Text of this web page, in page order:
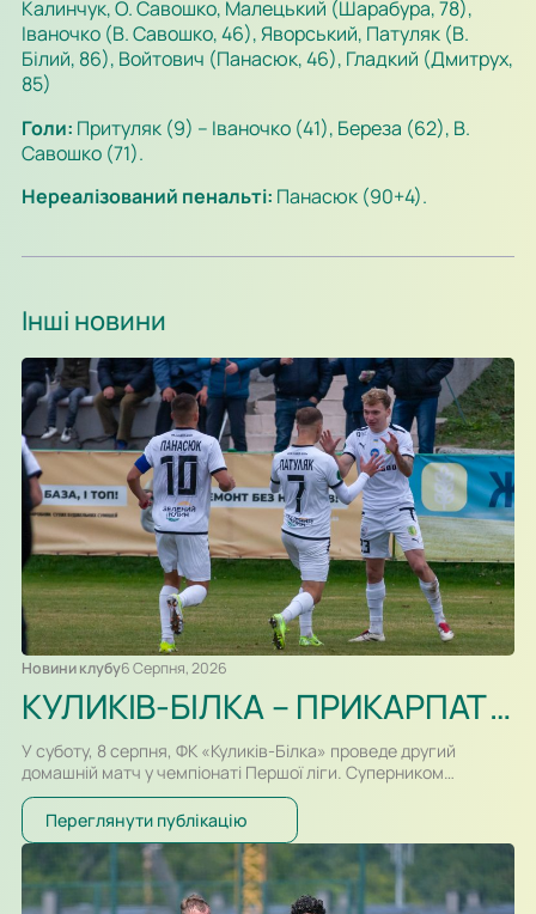
Калинчук, О. Савошко, Малецький (Шарабура, 78),
Іваночко (В. Савошко, 46), Яворський, Патуляк (В.
Білий, 86), Войтович (Панасюк, 46), Гладкий (Дмитрух,
85)
Голи: Притуляк (9) – Іваночко (41), Береза (62), В.
Савошко (71).
Нереалізований пенальті: Панасюк (90+4).
Інші новини
Новини клубу6 Серпня, 2026
КУЛИКІВ-БІЛКА – ПРИКАРПАТТЯ-БЛАГО. ПРЕВ’Ю, ВІДЕОТРАНСЛЯЦІЯ
У суботу, 8 серпня, ФК «Куликів-Білка» проведе другий
домашній матч у чемпіонаті Першої ліги. Суперником
команди Сергія Атласюка стане івано-франківське
«Прикарпаття-Благо». Поєдинок на «Арені Куликів»
розпочнеться о 16:30. Для суперників це буде перша
офіційна зустріч в історії. Раніше команди перетиналися
лише у контрольних матчах. Старт сезону для команд
вийшов різним. Новачок Першої ліги «Куликів-Білка» у…
Переглянути публікацію